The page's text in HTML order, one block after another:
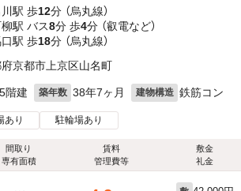
駅 歩12分 （烏丸線）
駅 バス8分 歩4分 （叡電など）
駅 歩18分 （烏丸線）
京都市上京区山名町
5階建 築年数 38年7ヶ月 建物構造 鉄筋コン
あり 駐輪場あり
間取り
専有面積
賃料
管理費等
敷金
礼金